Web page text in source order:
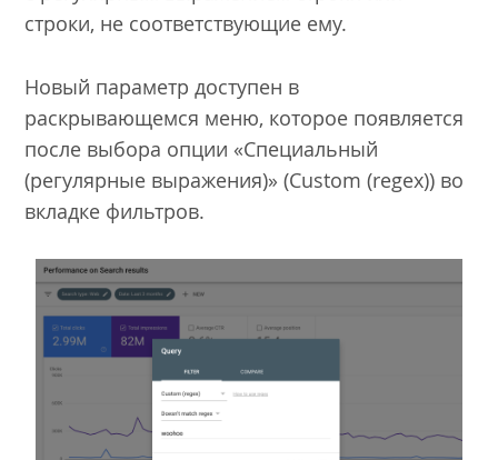
строки, не соответствующие ему.
Новый параметр доступен в
раскрывающемся меню, которое появляется
после выбора опции «Специальный
(регулярные выражения)» (Custom (regex)) во
вкладке фильтров.